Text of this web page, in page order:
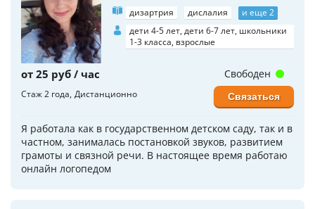
дизартрия дислалия
и еще 2
дети 4-5 лет, дети 6-7 лет, школьники
1-3 класса, взрослые
от 25 руб / час
Стаж 2 года Дистанционно
Я работала как в государственном детском саду, так и в
частном, занималась постановкой звуков, развитием
грамоты и связной речи. В настоящее время работаю
онлайн логопедом
Свободен
Связаться